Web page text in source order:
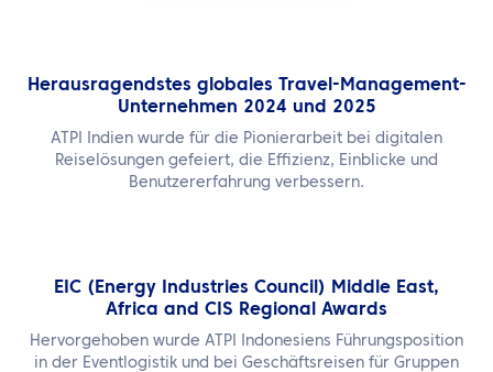
Herausragendstes globales Travel-Management-
Unternehmen 2024 und 2025
ATPI Indien wurde für die Pionierarbeit bei digitalen
Reiselösungen gefeiert, die Effizienz, Einblicke und
Benutzererfahrung verbessern.
EIC (Energy Industries Council) Middle East,
Africa and CIS Regional Awards
Hervorgehoben wurde ATPI Indonesiens Führungsposition
in der Eventlogistik und bei Geschäftsreisen für Gruppen